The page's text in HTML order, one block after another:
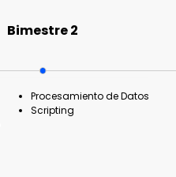
Bimestre 2
Procesamiento de Datos
Scripting